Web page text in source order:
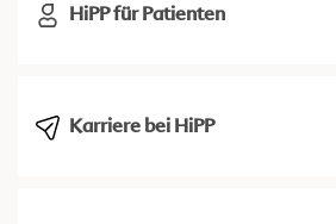
HiPP für Patienten
Karriere bei HiPP